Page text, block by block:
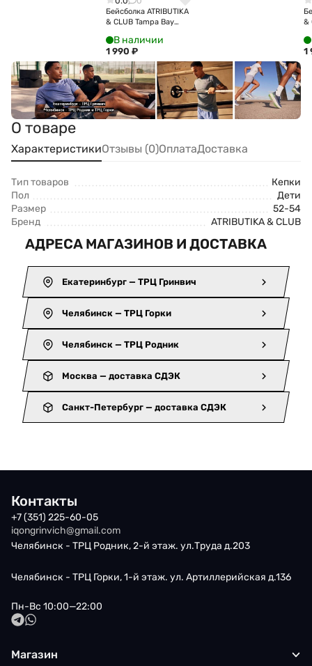
Бейсболка ATRIBUTIKA
& CLUB Tampa Bay
31137
В наличии
1 990 ₽
&
1
О товаре
ХарактеристикиОтзывы (0)ОплатаДоставка
Тип товаров
Кепки
Пол
Дети
Размер
52-54
Бренд
ATRIBUTIKA & CLUB
АДРЕСА МАГАЗИНОВ И ДОСТАВКА
Екатеринбург — ТРЦ Гринвич
Челябинск — ТРЦ Горки
Челябинск — ТРЦ Родник
Москва — доставка СДЭК
Санкт-Петербург — доставка СДЭК
Контакты
+7 (351) 225-60-05
iqongrinvich@gmail.com
Челябинск - ТРЦ Родник, 2-й этаж. ул.Труда д.203
Челябинск - ТРЦ Горки, 1-й этаж. ул. Артиллерийская д.136
Пн-Вс 10:00—22:00
Магазин